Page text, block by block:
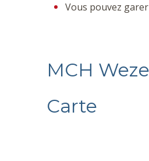
Vous pouvez
MCH
Carte